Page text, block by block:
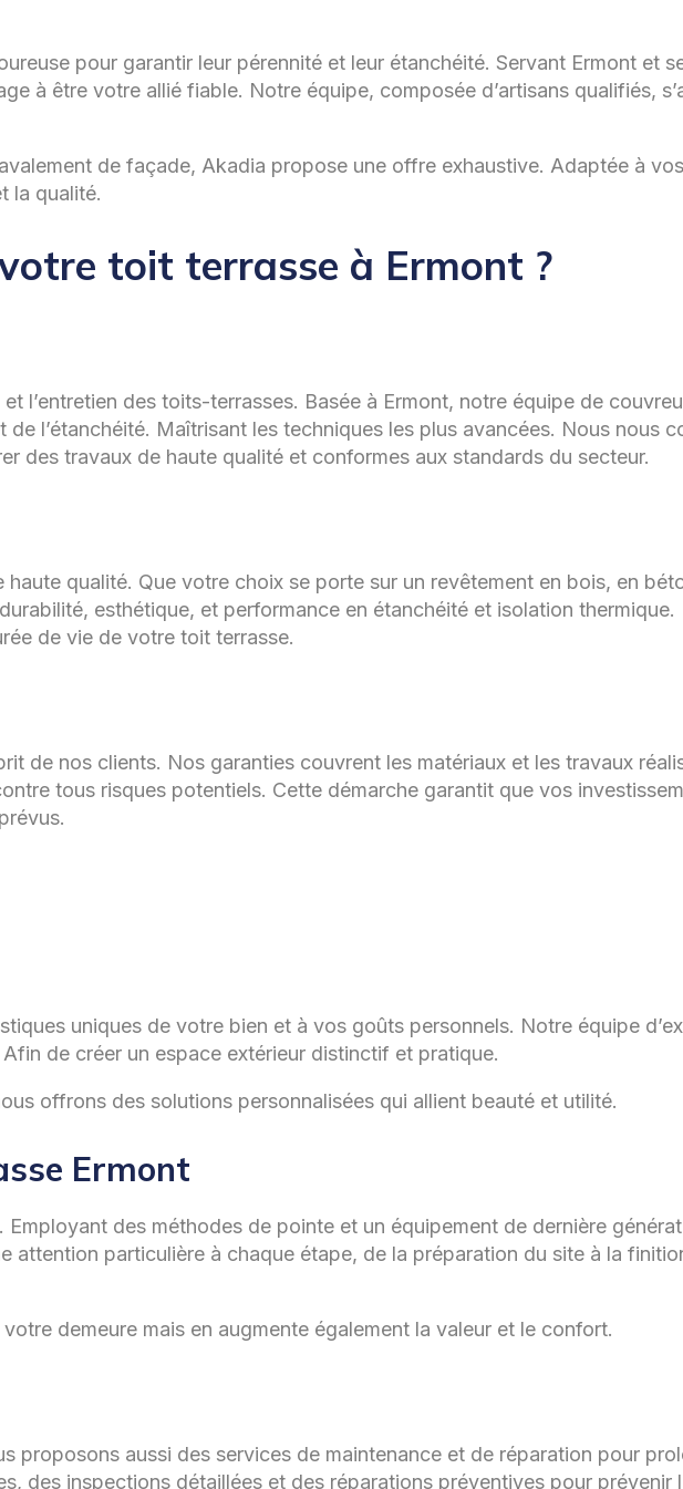
pour garantir leur pérennité et leur étanchéité. Servant Ermont et
à être votre allié fiable. Notre équipe, composée d’artisans qualifiés,
de façade, Akadia propose une offre exhaustive. Adaptée à vos
la qualité.
toit terrasse à Ermont ?
l’entretien des toits-terrasses. Basée à Ermont, notre équipe de
l’étanchéité. Maîtrisant les techniques les plus avancées. Nous nous
des travaux de haute qualité et conformes aux standards du secteur.
qualité. Que votre choix se porte sur un revêtement en bois, en
esthétique, et performance en étanchéité et isolation thermique.
de vie de votre toit terrasse.
de nos clients. Nos garanties couvrent les matériaux et les travaux
tous risques potentiels. Cette démarche garantit que vos
uniques de votre bien et à vos goûts personnels. Notre équipe
de créer un espace extérieur distinctif et pratique.
offrons des solutions personnalisées qui allient beauté et utilité.
Ermont
des méthodes de pointe et un équipement de dernière
attention particulière à chaque étape, de la préparation du site à la
demeure mais en augmente également la valeur et le confort.
proposons aussi des services de maintenance et de réparation pour
des inspections détaillées et des réparations préventives pour prévenir